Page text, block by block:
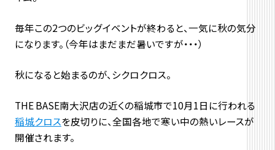
毎年この2つのビッグイベントが終わると、一気に秋の気分
になります。（今年はまだまだ暑いですが・・・）
秋になると始まるのが、シクロクロス。
THE BASE南大沢店の近くの稲城市で10月1日に行われる
稲城クロスを皮切りに、全国各地で寒い中の熱いレースが
開催されます。